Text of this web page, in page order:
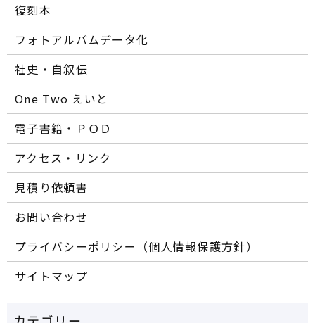
復刻本
フォトアルバムデータ化
社史・自叙伝
One Two えいと
電子書籍・ＰＯＤ
アクセス・リンク
見積り依頼書
お問い合わせ
プライバシーポリシー（個人情報保護方針）
サイトマップ